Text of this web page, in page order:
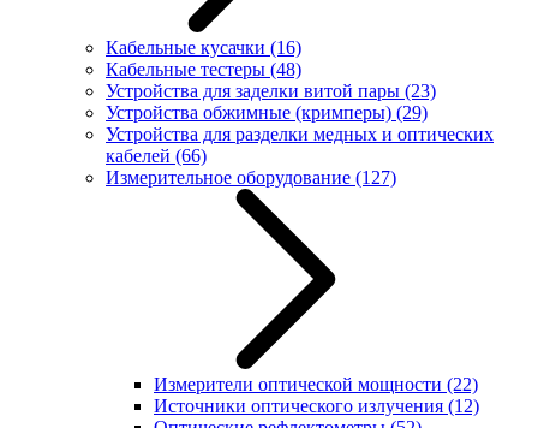
Кабельные кусачки (16)
Кабельные тестеры (48)
Устройства для заделки витой пары (23)
Устройства обжимные (кримперы) (29)
Устройства для разделки медных и оптических
кабелей (66)
Измерительное оборудование (127)
Измерители оптической мощности (22)
Источники оптического излучения (12)